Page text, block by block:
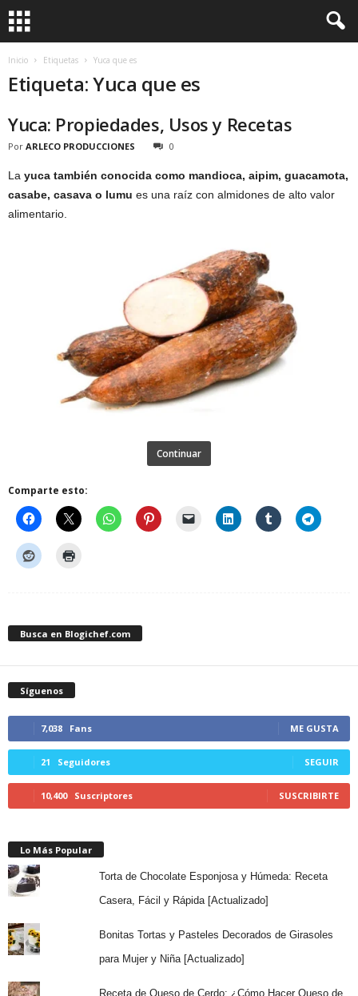
Inicio Etiquetas Yuca que es
Etiqueta: Yuca que es
Yuca: Propiedades, Usos y Recetas
Por ARLECO PRODUCCIONES 0
La yuca también conocida como mandioca, aipim, guacamota,
casabe, casava o lumu es una raíz con almidones de alto valor
alimentario.
Continuar
Comparte esto:
Busca en Blogichef.com
Síguenos
7,038 Fans ME GUSTA
21 Seguidores SEGUIR
10,400 Suscriptores SUSCRIBIRTE
Lo Más Popular
Torta de Chocolate Esponjosa y Húmeda: Receta
Casera, Fácil y Rápida [Actualizado]
Bonitas Tortas y Pasteles Decorados de Girasoles
para Mujer y Niña [Actualizado]
Receta de Queso de Cerdo: ¿Cómo Hacer Queso de